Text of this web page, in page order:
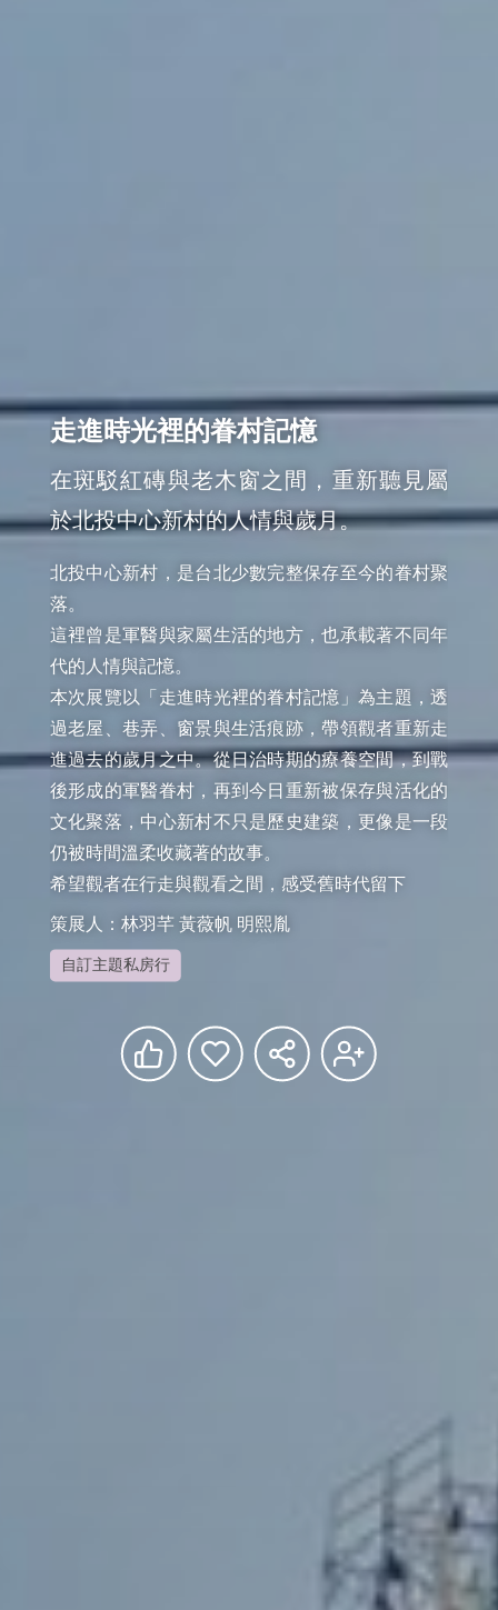
走進時光裡的眷村記憶
在斑駁紅磚與老木窗之間，重新聽見屬
於北投中心新村的人情與歲月。
北投中心新村，是台北少數完整保存至今的眷村聚
落。
這裡曾是軍醫與家屬生活的地方，也承載著不同年
代的人情與記憶。
本次展覽以「走進時光裡的眷村記憶」為主題，透
過老屋、巷弄、窗景與生活痕跡，帶領觀者重新走
進過去的歲月之中。從日治時期的療養空間，到戰
後形成的軍醫眷村，再到今日重新被保存與活化的
文化聚落，中心新村不只是歷史建築，更像是一段
仍被時間溫柔收藏著的故事。
希望觀者在行走與觀看之間，感受舊時代留下
策展人：林羽芊 黃薇帆 明熙胤
自訂主題私房行